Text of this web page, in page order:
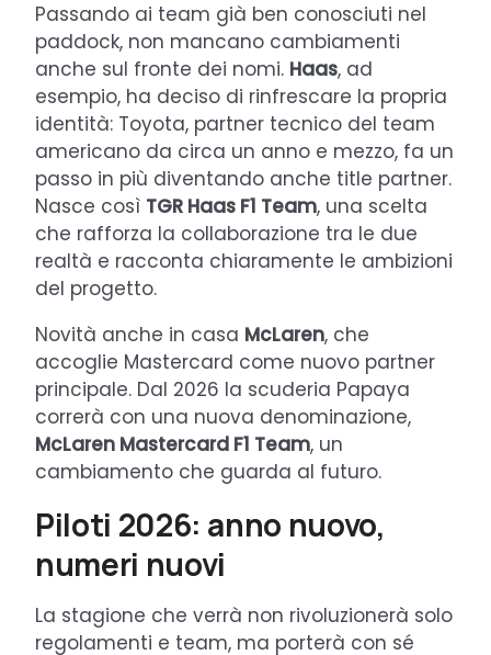
Passando ai team già ben conosciuti nel
paddock, non mancano cambiamenti
anche sul fronte dei nomi. Haas, ad
esempio, ha deciso di rinfrescare la propria
identità: Toyota, partner tecnico del team
americano da circa un anno e mezzo, fa un
passo in più diventando anche title partner.
Nasce così TGR Haas F1 Team, una scelta
che rafforza la collaborazione tra le due
realtà e racconta chiaramente le ambizioni
del progetto.
Novità anche in casa McLaren, che
accoglie Mastercard come nuovo partner
principale. Dal 2026 la scuderia Papaya
correrà con una nuova denominazione,
McLaren Mastercard F1 Team, un
cambiamento che guarda al futuro.
Piloti 2026: anno nuovo,
numeri nuovi
La stagione che verrà non rivoluzionerà solo
regolamenti e team, ma porterà con sé